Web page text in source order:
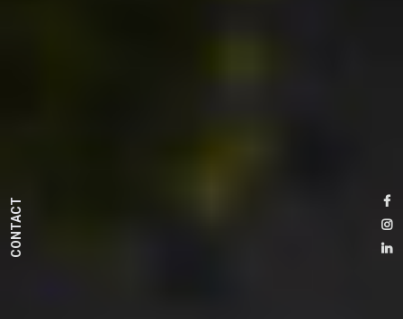
CONTACT